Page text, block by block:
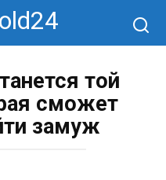
той
сможет
замуж